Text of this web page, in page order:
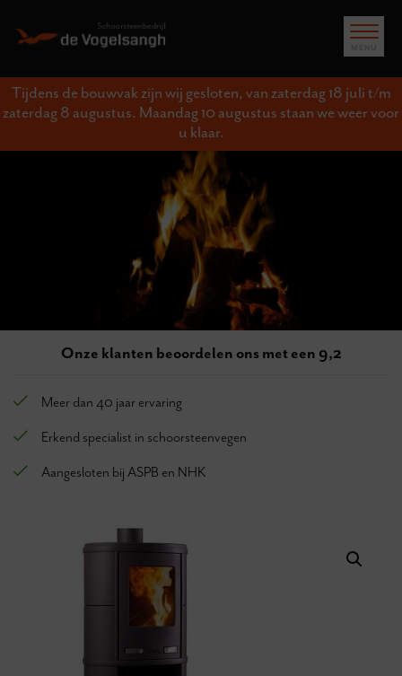
Tijdens de bouwvak zijn wij gesloten, van zaterdag 18 juli t/m
zaterdag 8 augustus. Maandag 10 augustus staan we weer voor
u klaar.
Meer dan 40 jaar ervaring
Erkend specialist in schoorsteenvegen
Aangesloten bij ASPB en NHK
Onze klanten beoordelen ons met een 9,2